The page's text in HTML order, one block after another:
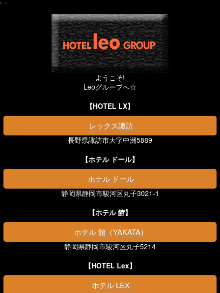
" "
ようこそ!
Leoグループへ☆
【HOTEL LX】
レックス諏訪
長野県諏訪市大字中洲5889
【ホテル ドール】
ホテル ドール
静岡県静岡市駿河区丸子3021-1
【ホテル 館】
ホテル 館（YAKATA）
静岡県静岡市駿河区丸子5214
【HOTEL Lex】
ホテル LEX